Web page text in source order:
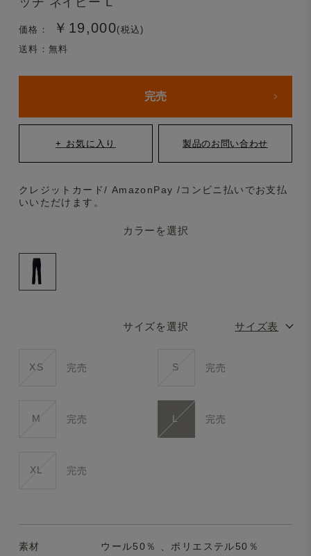
価格： ￥19,000(税込)
送料：無料
カラーを選択
サイズを選択 サイズ表
XS 完売 S 完売
M 完売 L 完売
XL 完売
完売
クレジットカード/ AmazonPay /コンビニ払いでお支払
いいただけます。
素材 ウール50％ 、ポリエステル50％